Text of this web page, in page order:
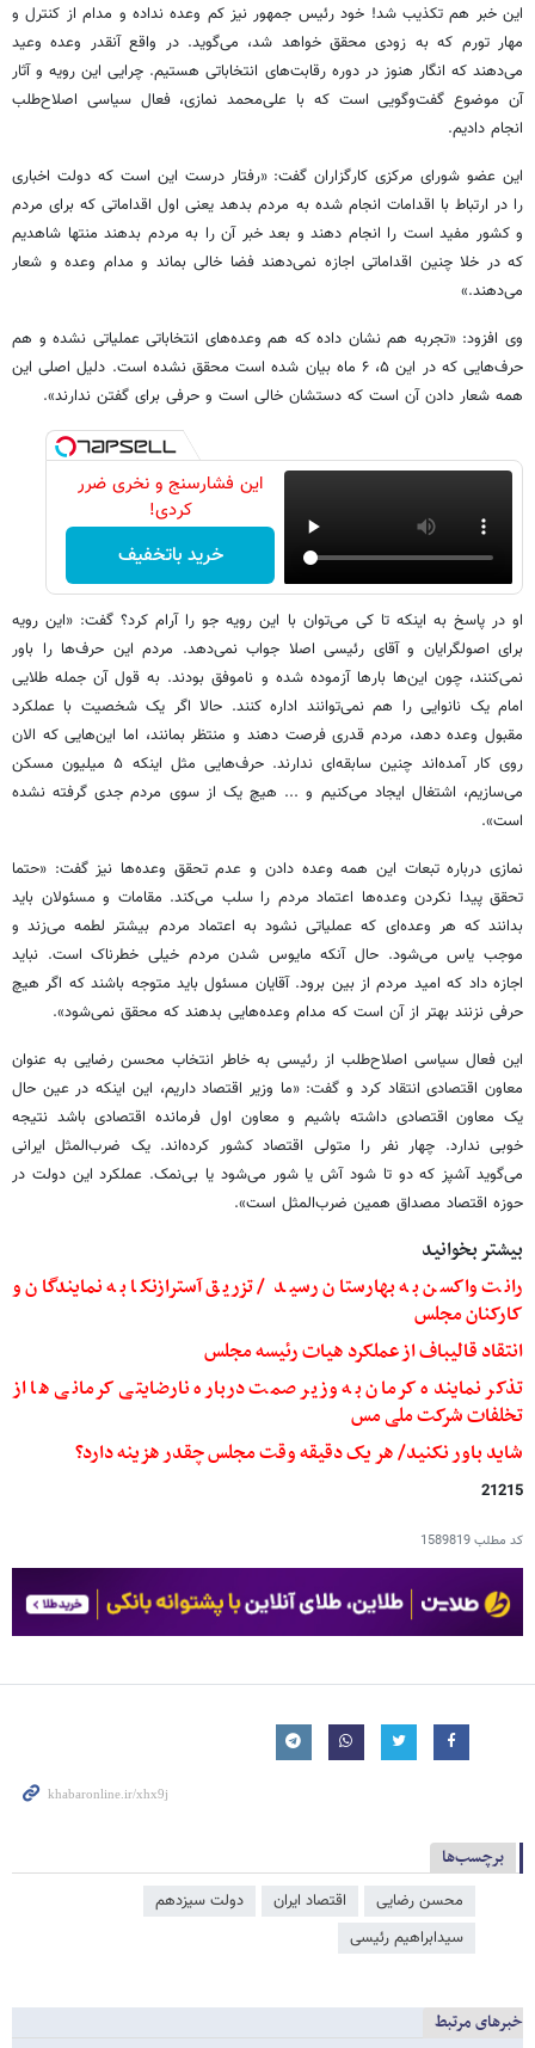
این خبر هم تکذیب شد! خود رئیس جمهور نیز کم وعده نداده و مدام از کنترل و
مهار تورم که به زودی محقق خواهد شد، می‌‎گوید. در واقع آنقدر وعده وعید
می‌دهند که انگار هنوز در دوره رقابت‌های انتخاباتی هستیم. چرایی این رویه و آثار
آن موضوع گفت‌وگویی است که با علی‌محمد نمازی، فعال سیاسی اصلاح‌طلب
انجام دادیم.
این عضو شورای مرکزی کارگزاران گفت: «رفتار درست این است که دولت اخباری
را در ارتباط با اقدامات انجام شده به مردم بدهد یعنی اول اقداماتی که برای مردم
و کشور مفید است را انجام دهند و بعد خبر آن را به مردم بدهند منتها شاهدیم
که در خلا چنین اقداماتی اجازه نمی‌دهند فضا خالی بماند و مدام وعده و شعار
می‌دهند.»
وی افزود: «تجربه هم نشان داده که هم وعده‌های انتخاباتی عملیاتی نشده و هم
حرف‌هایی که در این ۵، ۶ ماه بیان شده است محقق نشده است. دلیل اصلی این
همه شعار دادن آن است که دستشان خالی است و حرفی برای گفتن ندارند».
این فشارسنج و نخری ضرر
کردی!
خرید باتخفیف
او در پاسخ به اینکه تا کی می‌توان با این رویه جو را آرام کرد؟ گفت: «این رویه
برای اصولگرایان و آقای رئیسی اصلا جواب نمی‌دهد. مردم این حرف‌ها را باور
نمی‌کنند، چون این‌ها بارها آزموده شده و ناموفق بودند. به قول آن جمله طلایی
امام یک نانوایی را هم نمی‌توانند اداره کنند. حالا اگر یک شخصیت با عملکرد
مقبول وعده دهد، مردم قدری فرصت دهند و منتظر بمانند، اما این‌هایی که الان
روی کار آمده‌اند چنین سابقه‌ای ندارند. حرف‌هایی مثل اینکه ۵ میلیون مسکن
می‌سازیم، اشتغال ایجاد می‌کنیم و ... هیچ یک از سوی مردم جدی گرفته نشده
است».
نمازی درباره تبعات این همه وعده دادن و عدم تحقق وعده‌ها نیز گفت: «حتما
تحقق پیدا نکردن وعده‌ها اعتماد مردم را سلب می‌کند. مقامات و مسئولان باید
بدانند که هر وعده‌ای که عملیاتی نشود به اعتماد مردم بیشتر لطمه می‌زند و
موجب یاس می‌شود. حال آنکه مایوس شدن مردم خیلی خطرناک است. نباید
اجازه داد که امید مردم از بین برود. آقایان مسئول باید متوجه باشند که اگر هیچ
حرفی نزنند بهتر از آن است که مدام وعده‌هایی بدهند که محقق نمی‌شود».
این فعال سیاسی اصلاح‌طلب از رئیسی به خاطر انتخاب محسن رضایی به عنوان
معاون اقتصادی انتقاد کرد و گفت: «ما وزیر اقتصاد داریم، این اینکه در عین حال
یک معاون اقتصادی داشته باشیم و معاون اول فرمانده اقتصادی باشد نتیجه
خوبی ندارد. چهار نفر را متولی اقتصاد کشور کرده‌اند. یک ضرب‌المثل ایرانی
می‌گوید آشپز که دو تا شود آش یا شور می‌شود یا بی‌نمک. عملکرد این دولت در
حوزه اقتصاد مصداق همین ضرب‌المثل است».
بیشتر بخوانید
رانت واکسن به بهارستان رسید / تزریق آسترازنکا به نمایندگان و
کارکنان مجلس
انتقاد قالیباف از عملکرد هیات رئیسه مجلس
تذکر نماینده کرمان به وزیر صمت درباره نارضایتی کرمانی ها از
تخلفات شرکت ملی مس
شاید باور نکنید/ هر یک دقیقه وقت مجلس چقدر هزینه دارد؟
21215
کد مطلب1589819
برچسب‌ها
محسن رضایی اقتصاد ایران
دولت سیزدهم
سیدابراهیم رئیسی
خبرهای مرتبط